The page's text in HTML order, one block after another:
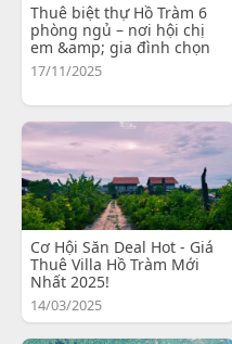
Thuê biệt thự Hồ Tràm 6
phòng ngủ – nơi hội chị
em &amp; gia đình chọn
17/11/2025
Cơ Hội Săn Deal Hot - Giá
Thuê Villa Hồ Tràm Mới
Nhất 2025!
14/03/2025